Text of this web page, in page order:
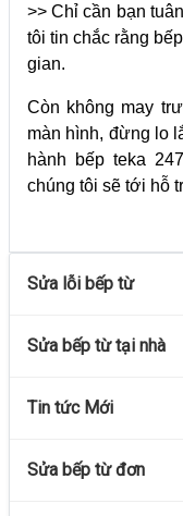
>> Chỉ cần bạn
tôi tin chắc rằng
gian.
Còn không may
màn hình, đừng lo
hành bếp teka
chúng tôi sẽ tới hỗ
Sửa lỗi bếp từ
Sửa bếp từ tại nhà
Tin tức Mới
Sửa bếp từ đơn